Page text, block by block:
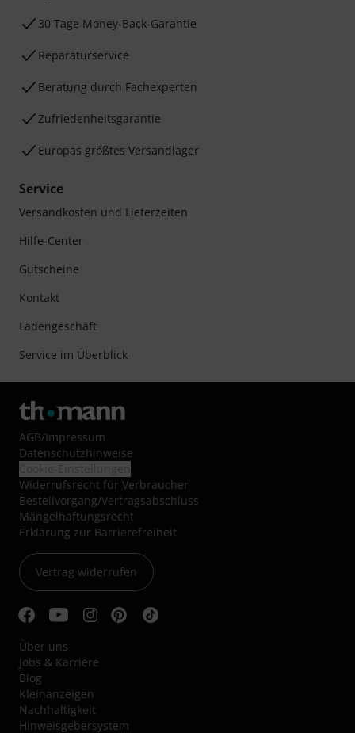
30 Tage Money-Back-Garantie
Reparaturservice
Beratung durch Fachexperten
Zufriedenheitsgarantie
Europas größtes Versandlager
Service
Versandkosten und Lieferzeiten
Hilfe-Center
Gutscheine
Kontakt
Ladengeschäft
Service im Überblick
AGB/Impressum
Datenschutzhinweise
Widerrufsrecht für Verbraucher
Bestellvorgang/Vertragsabschluss
Mängelhaftungsrecht
Erklärung zur Barrierefreiheit
Vertrag widerrufen
Über uns
Jobs & Karriere
Blog
Kleinanzeigen
Nachhaltigkeit
Hinweisgebersystem